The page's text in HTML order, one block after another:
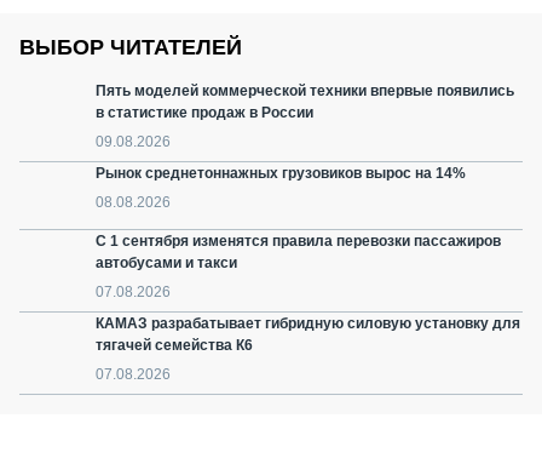
ВЫБОР ЧИТАТЕЛЕЙ
Пять моделей коммерческой техники впервые появились
в статистике продаж в России
09.08.2026
Рынок среднетоннажных грузовиков вырос на 14%
08.08.2026
С 1 сентября изменятся правила перевозки пассажиров
автобусами и такси
07.08.2026
КАМАЗ разрабатывает гибридную силовую установку для
тягачей семейства К6
07.08.2026